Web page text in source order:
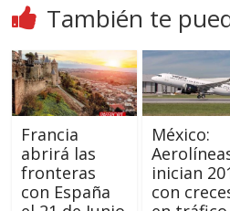
También te
Francia
abrirá las
fronteras
con España
México:
inician
con